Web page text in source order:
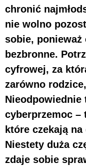
chronić
nie wolno
sobie, ponieważ
bezbronne.
cyfrowej, za
zarówno
cyberprzemoc –
które czekają
Niestety duża
zdaje sobie